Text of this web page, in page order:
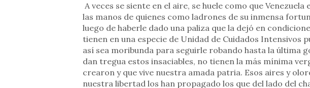
A veces se siente en el aire, se huele como que
las manos de quienes como ladrones de su inmensa
luego de haberle dado una paliza que la dejó en
tienen en una especie de Unidad de Cuidados Intensivos
así sea moribunda para seguirle robando hasta la última
dan tregua estos insaciables, no tienen la más mínima
crearon y que vive nuestra amada patria. Esos aires y
nuestra libertad los han propagado los que del lado del